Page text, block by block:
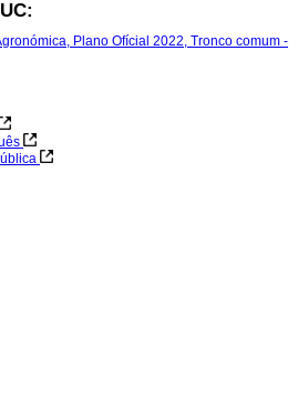
Plano Ofícial 2022, Tronco comum -